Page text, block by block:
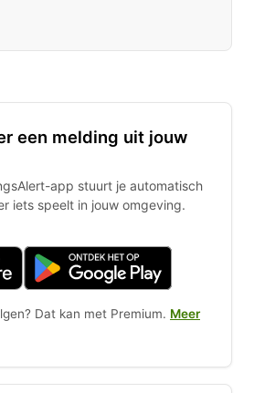
een melding uit jouw
app stuurt je automatisch
iets speelt in jouw omgeving.
Dat kan met Premium. Meer